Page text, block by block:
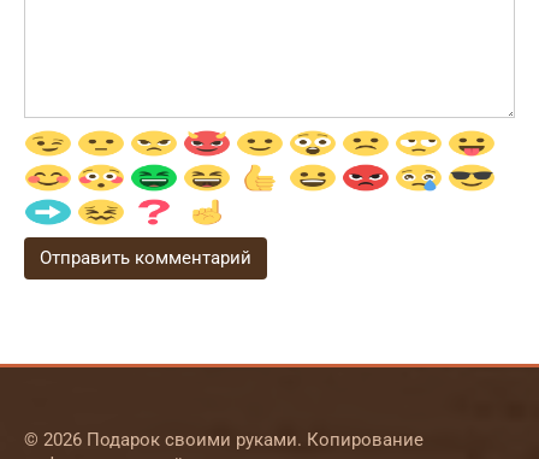
© 2026 Подарок своими руками. Копирование